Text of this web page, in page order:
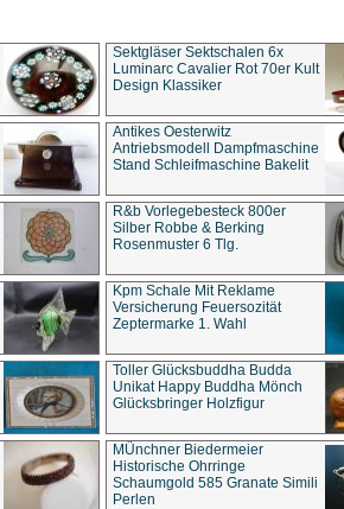
Sektgläser Sektschalen 6x
Luminarc Cavalier Rot 70er Kult
Design Klassiker
Antikes Oesterwitz
Antriebsmodell Dampfmaschine
Stand Schleifmaschine Bakelit
R&b Vorlegebesteck 800er
Silber Robbe & Berking
Rosenmuster 6 Tlg.
Kpm Schale Mit Reklame
Versicherung Feuersozität
Zeptermarke 1. Wahl
Toller Glücksbuddha Budda
Unikat Happy Buddha Mönch
Glücksbringer Holzfigur
MÜnchner Biedermeier
Historische Ohrringe
Schaumgold 585 Granate Simili
Perlen